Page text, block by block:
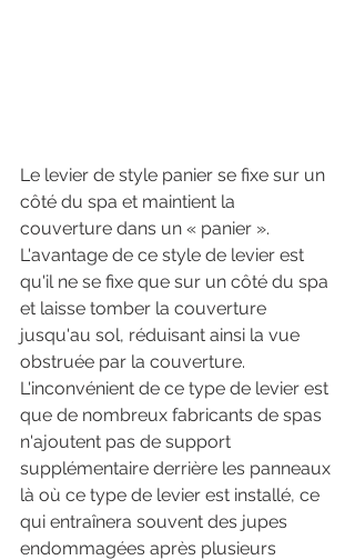
Le levier de style panier se fixe sur un
côté du spa et maintient la
couverture dans un « panier ».
L'avantage de ce style de levier est
qu'il ne se fixe que sur un côté du spa
et laisse tomber la couverture
jusqu'au sol, réduisant ainsi la vue
obstruée par la couverture.
L'inconvénient de ce type de levier est
que de nombreux fabricants de spas
n'ajoutent pas de support
supplémentaire derrière les panneaux
là où ce type de levier est installé, ce
qui entraînera souvent des jupes
endommagées après plusieurs